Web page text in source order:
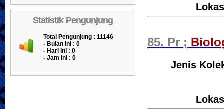
Statistik Pengunjung
Total Pengunjung : 11146
- Bulan Ini : 0
- Hari Ini : 0
- Jam Ini : 0
85. Pr ;
Jenis